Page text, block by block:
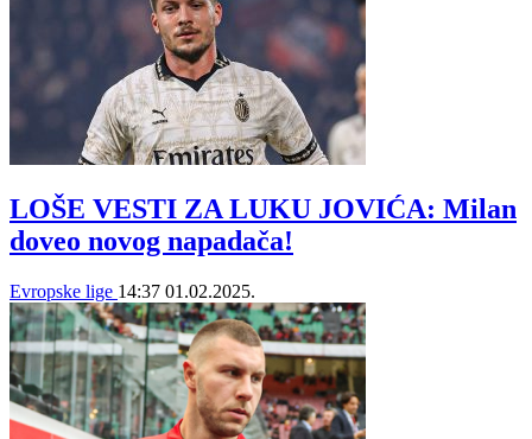
LOŠE VESTI ZA LUKU JOVIĆA: Milan
doveo novog napadača!
Evropske lige 14:37 01.02.2025.